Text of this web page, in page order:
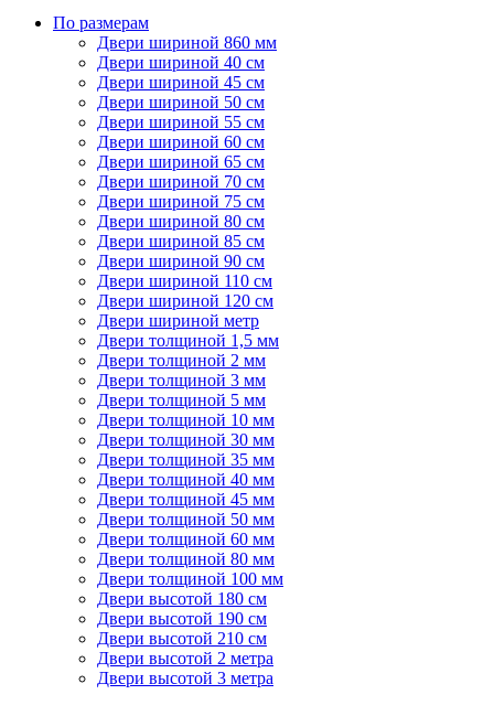
По размерам
Двери шириной 860 мм
Двери шириной 40 см
Двери шириной 45 см
Двери шириной 50 см
Двери шириной 55 см
Двери шириной 60 см
Двери шириной 65 см
Двери шириной 70 см
Двери шириной 75 см
Двери шириной 80 см
Двери шириной 85 см
Двери шириной 90 см
Двери шириной 110 см
Двери шириной 120 см
Двери шириной метр
Двери толщиной 1,5 мм
Двери толщиной 2 мм
Двери толщиной 3 мм
Двери толщиной 5 мм
Двери толщиной 10 мм
Двери толщиной 30 мм
Двери толщиной 35 мм
Двери толщиной 40 мм
Двери толщиной 45 мм
Двери толщиной 50 мм
Двери толщиной 60 мм
Двери толщиной 80 мм
Двери толщиной 100 мм
Двери высотой 180 см
Двери высотой 190 см
Двери высотой 210 см
Двери высотой 2 метра
Двери высотой 3 метра